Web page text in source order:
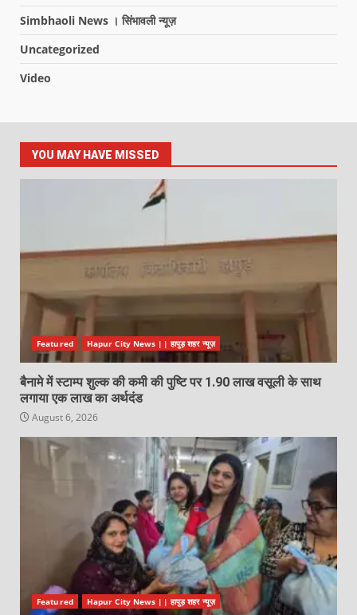
Simbhaoli News । सिंभावली न्यूज़
Uncategorized
Video
YOU MAY HAVE MISSED
Featured Hapur City News || हापुड़ शहर न्यूज़
बैनामे में स्टाम्प शुल्क की कमी की पुष्टि पर 1.90 लाख वसूली के साथ
लगाया एक लाख का अर्थदंड
August 6, 2026
Featured Hapur City News || हापुड़ शहर न्यूज़